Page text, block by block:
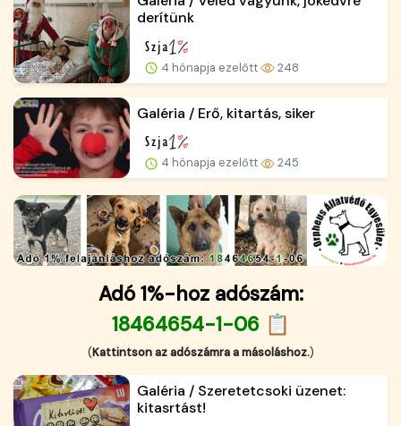
derítünk
4 hónapja ezelőtt 248
Galéria / Erő, kitartás, siker
4 hónapja ezelőtt 245
Adó 1%-hoz adószám:
18464654-1-06 📋
(Kattintson az adószámra a másoláshoz.)
Galéria / Szeretetcsoki üzenet:
kitasrtást!